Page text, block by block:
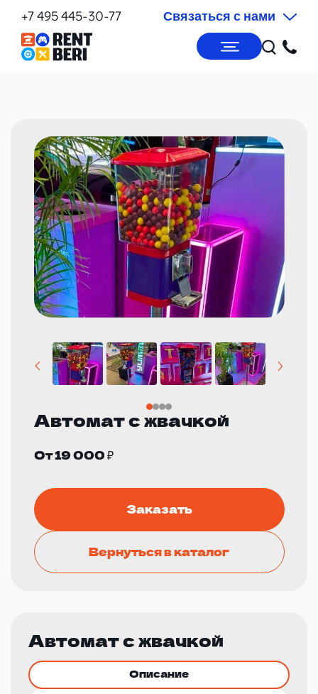
+7 495 445-30-77 Связаться с нами
Автомат с жвачкой
От 19 000 ₽
Заказать
Вернуться в каталог
Автомат с жвачкой
Описание